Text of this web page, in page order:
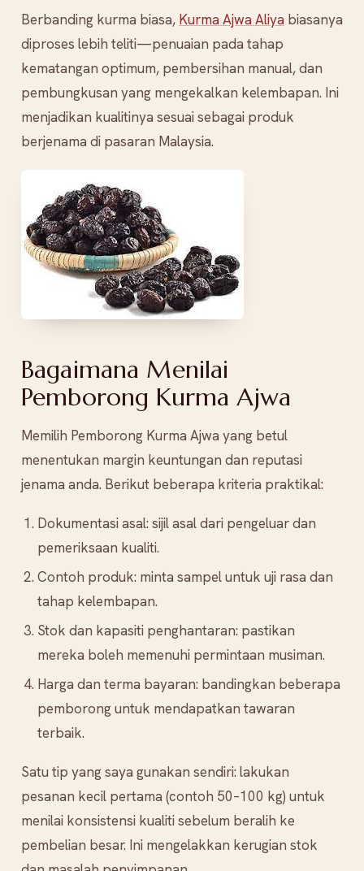
Berbanding kurma biasa, Kurma Ajwa Aliya biasanya
diproses lebih teliti—penuaian pada tahap
kematangan optimum, pembersihan manual, dan
pembungkusan yang mengekalkan kelembapan. Ini
menjadikan kualitinya sesuai sebagai produk
berjenama di pasaran Malaysia.
Bagaimana Menilai
Pemborong Kurma Ajwa
Memilih Pemborong Kurma Ajwa yang betul
menentukan margin keuntungan dan reputasi
jenama anda. Berikut beberapa kriteria praktikal:
Dokumentasi asal: sijil asal dari pengeluar dan
pemeriksaan kualiti.
Contoh produk: minta sampel untuk uji rasa dan
tahap kelembapan.
Stok dan kapasiti penghantaran: pastikan
mereka boleh memenuhi permintaan musiman.
Harga dan terma bayaran: bandingkan beberapa
pemborong untuk mendapatkan tawaran
terbaik.
Satu tip yang saya gunakan sendiri: lakukan
pesanan kecil pertama (contoh 50–100 kg) untuk
menilai konsistensi kualiti sebelum beralih ke
pembelian besar. Ini mengelakkan kerugian stok